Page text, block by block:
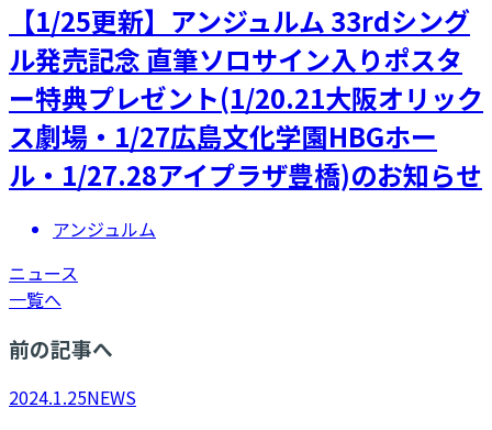
​【1/25更新】アンジュルム 33rdシング
ル発売記念 直筆ソロサイン入りポスタ
ー特典プレゼント(1/20.21大阪オリック
ス劇場・1/27広島文化学園HBGホー
ル・1/27.28アイプラザ豊橋)のお知らせ
アンジュルム
ニュース
一覧へ
前の記事へ
2024.1.25NEWS